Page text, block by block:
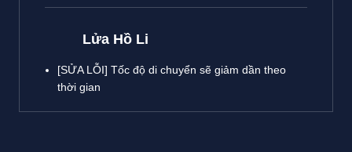
Lửa Hồ Li
[SỬA LỖI] Tốc độ di chuyển sẽ giảm dần theo
thời gian